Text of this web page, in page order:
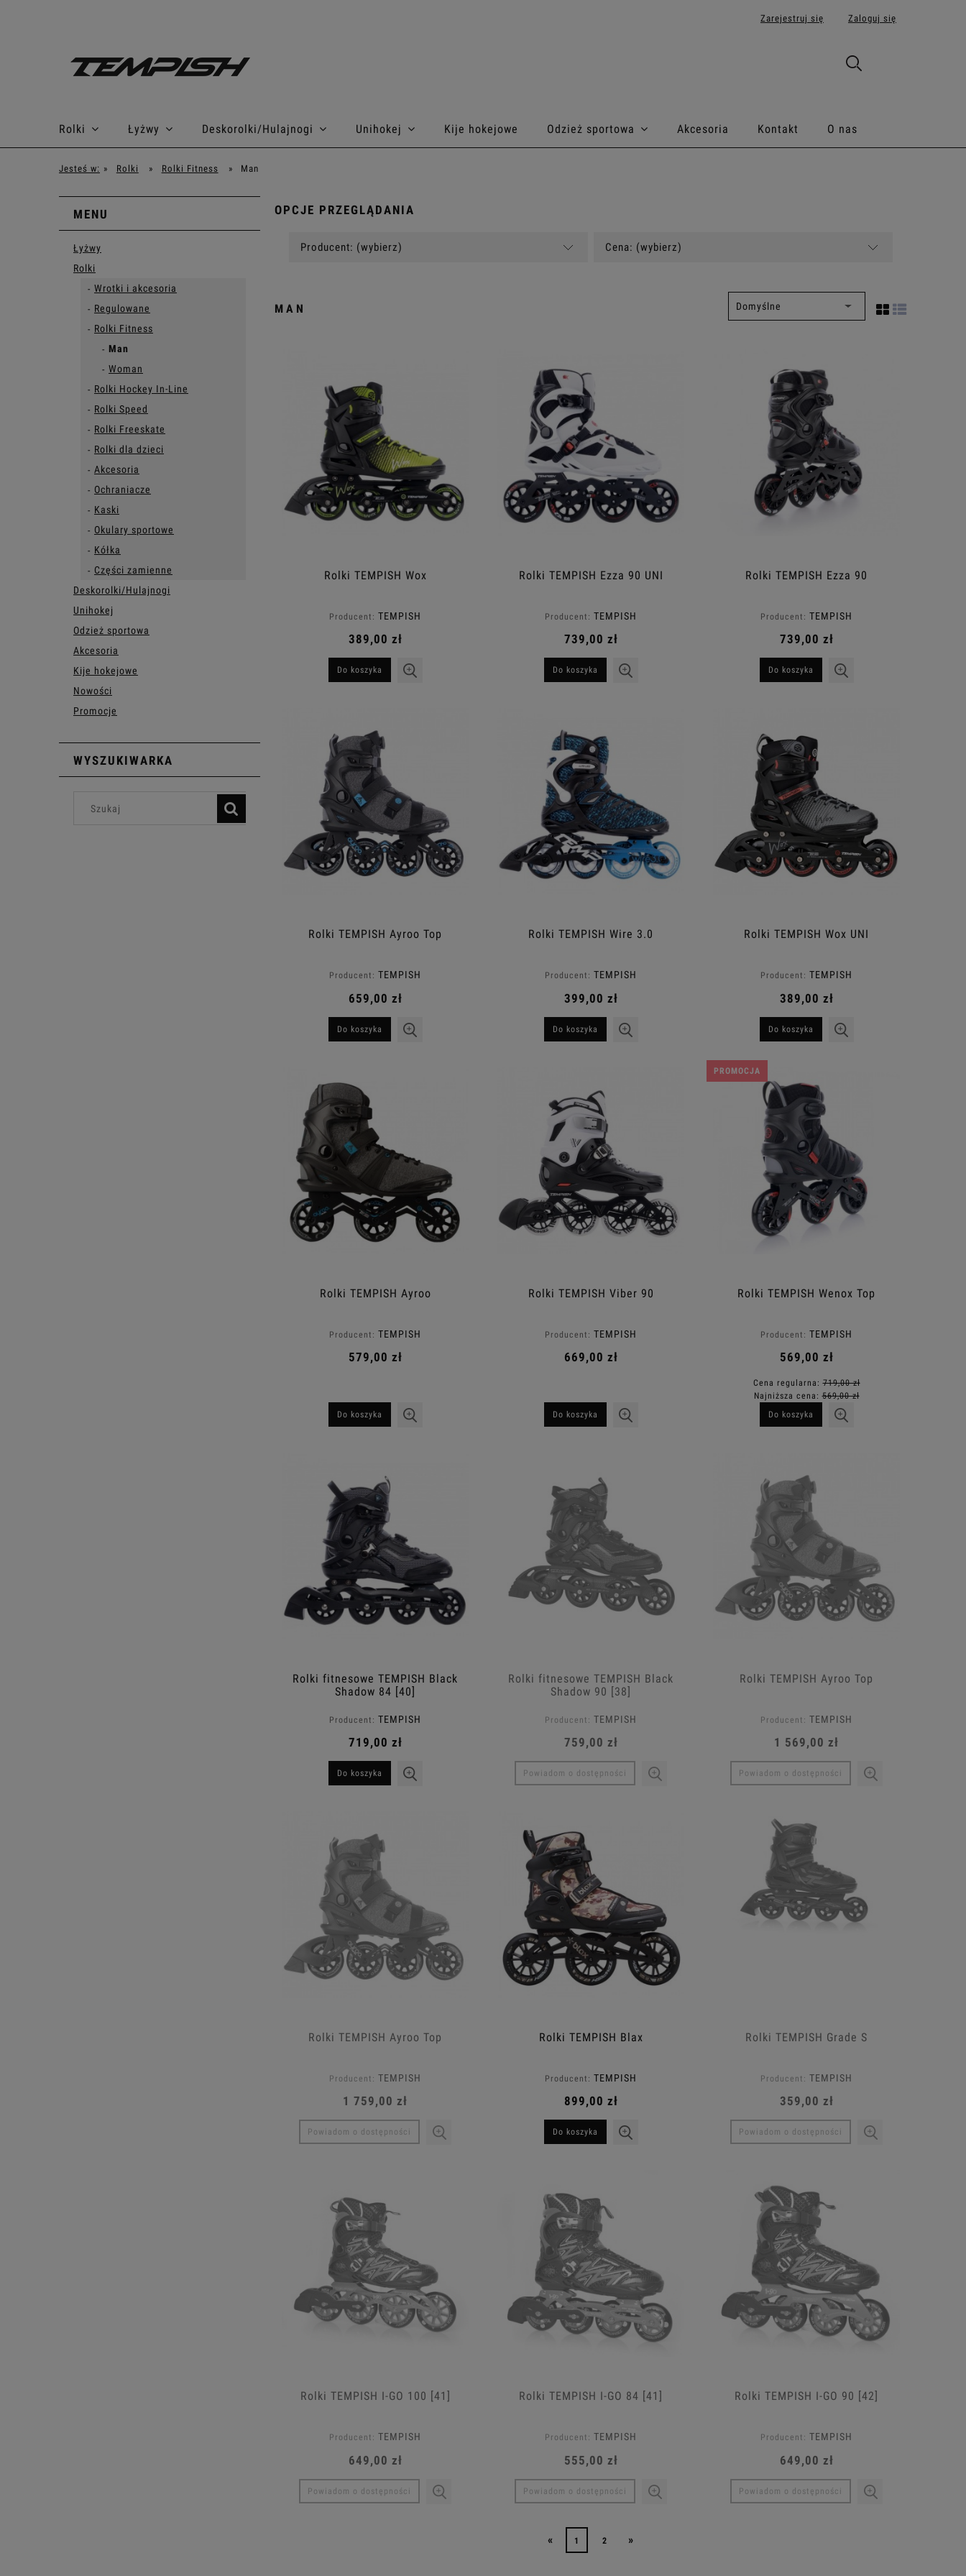
Zarejestruj się Zaloguj się
Rolki Łyżwy Deskorolki/Hulajnogi Unihokej Kije hokejowe Odzież sportowa Akcesoria Kontakt O nas
Jesteś w: » Rolki » Rolki Fitness » Man
MENU
Łyżwy
Rolki
Wrotki i akcesoria
Regulowane
Rolki Fitness
Man
Woman
Rolki Hockey In-Line
Rolki Speed
Rolki Freeskate
Rolki dla dzieci
Akcesoria
Ochraniacze
Kaski
Okulary sportowe
Kółka
Części zamienne
Deskorolki/Hulajnogi
Unihokej
Odzież sportowa
Akcesoria
Kije hokejowe
Nowości
Promocje
WYSZUKIWARKA
OPCJE PRZEGLĄDANIA
Producent: (wybierz) Cena: (wybierz)
MAN
Rolki TEMPISH Wox
Producent: TEMPISH
389,00 zł
Do koszyka
Rolki TEMPISH Ezza 90 UNI
Producent: TEMPISH
739,00 zł
Do koszyka
Rolki TEMPISH Ezza 90
Producent: TEMPISH
739,00 zł
Do koszyka
Rolki TEMPISH Ayroo Top
Producent: TEMPISH
659,00 zł
Do koszyka
Rolki TEMPISH Wire 3.0
Producent: TEMPISH
399,00 zł
Do koszyka
Rolki TEMPISH Wox UNI
Producent: TEMPISH
389,00 zł
Do koszyka
Rolki TEMPISH Ayroo
Producent: TEMPISH
579,00 zł
Do koszyka
Rolki TEMPISH Viber 90
Producent: TEMPISH
669,00 zł
Do koszyka
Rolki TEMPISH Wenox Top
Producent: TEMPISH
569,00 zł
Cena regularna:719,00 zł
Najniższa cena:569,00 zł
Do koszyka
PROMOCJA
Rolki fitnesowe TEMPISH Black
Shadow 84 [40]
Producent: TEMPISH
719,00 zł
Do koszyka
Rolki fitnesowe TEMPISH Black
Shadow 90 [38]
Producent: TEMPISH
759,00 zł
Powiadom o dostępności
Rolki TEMPISH Ayroo Top
Producent: TEMPISH
1 569,00 zł
Powiadom o dostępności
Rolki TEMPISH Ayroo Top
Producent: TEMPISH
1 759,00 zł
Powiadom o dostępności
Rolki TEMPISH Blax
Producent: TEMPISH
899,00 zł
Do koszyka
Rolki TEMPISH Grade S
Producent: TEMPISH
359,00 zł
Powiadom o dostępności
Rolki TEMPISH I-GO 100 [41]
Producent: TEMPISH
649,00 zł
Powiadom o dostępności
Rolki TEMPISH I-GO 84 [41]
Producent: TEMPISH
555,00 zł
Powiadom o dostępności
Rolki TEMPISH I-GO 90 [42]
Producent: TEMPISH
649,00 zł
Powiadom o dostępności
« 1 2 »